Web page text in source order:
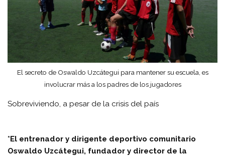
El secreto de Oswaldo Uzcátegui para mantener su escuela, es
involucrar más a los padres de los jugadores
Sobreviviendo, a pesar de la crisis del país
*El entrenador y dirigente deportivo comunitario
Oswaldo Uzcátegui, fundador y director de la